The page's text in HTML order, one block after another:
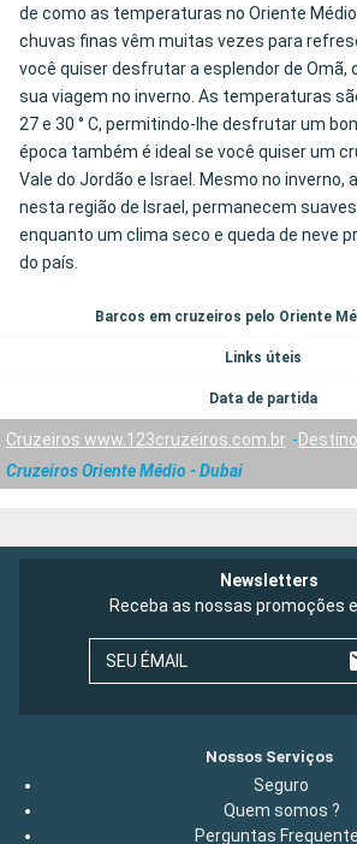
de como as temperaturas no Oriente
chuvas finas vêm muitas vezes para
você quiser desfrutar a esplendor de Omã,
sua viagem no inverno. As temperaturas
27 e 30 ° C, permitindo-lhe desfrutar um
época também é ideal se você quiser um
Vale do Jordão e Israel. Mesmo no inverno,
nesta região de Israel, permanecem
enquanto um clima seco e queda de neve
do país.
Barcos em cruzeiros pelo Oriente
Links úteis
Data de partida
Cruzeiros www.123cruzeiros.com.br
Cruzeiros Oriente Médio - Dubai
Newsletters
Receba as nossas promoções
SEU ÉMAIL
Nossos Serviços
Seguro
Quem somos ?
Perguntas